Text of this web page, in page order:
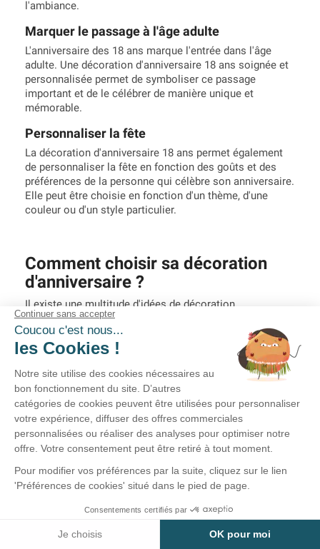
l'ambiance.
Marquer le passage à l'âge adulte
L'anniversaire des 18 ans marque l'entrée dans l'âge
adulte. Une décoration d'anniversaire 18 ans soignée et
personnalisée permet de symboliser ce passage
important et de le célébrer de manière unique et
mémorable.
Personnaliser la fête
La décoration d'anniversaire 18 ans permet également
de personnaliser la fête en fonction des goûts et des
préférences de la personne qui célèbre son anniversaire.
Elle peut être choisie en fonction d'un thème, d'une
couleur ou d'un style particulier.
Comment choisir sa décoration
d'anniversaire ?
Il existe une multitude d'idées de décoration
d'anniversaire pour vos 18 ans. Voici quelques conseils
pour vous aider à choisir celle qui correspondra le
mieux à vos attentes et à vos envies.
Définir un thème
Un thème bien choisi peut aider à guider votre
décoration d'anniversaire. Il peut s'agir d'un thème lié à
une passion (musique, sport, cinéma…), à une couleur, à
une époque (vintage, années 80…) ou encore à un style
(chic, bohème, tropical…).
Choisir une palette de couleurs
Les couleurs jouent un rôle essentiel. Elles contribuent
à créer une atmosphère particulière et à donner un style
à votre fête. Choisissez une palette de couleurs en
adéquation avec votre thème et vos goûts.